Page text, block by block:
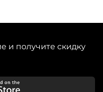
и получите скидку